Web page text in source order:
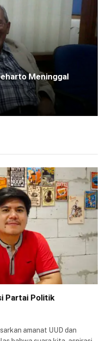
Meninggal
Partai Politik
amanat UUD dan